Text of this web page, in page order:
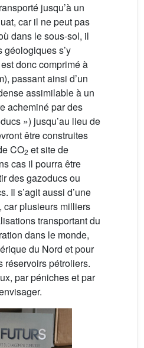
jusqu’à un
car il ne peut pas
dans le sous-sol, il
s’y
donc comprimé à
passant ainsi d’un
assimilable à un
acheminé par des
») jusqu’au lieu de
être construites
CO2 et site de
cas il pourra être
des gazoducs ou
Il s’agit aussi d’une
car plusieurs milliers
transportant du
dans le monde,
du Nord et pour
réservoirs pétroliers.
par péniches et par